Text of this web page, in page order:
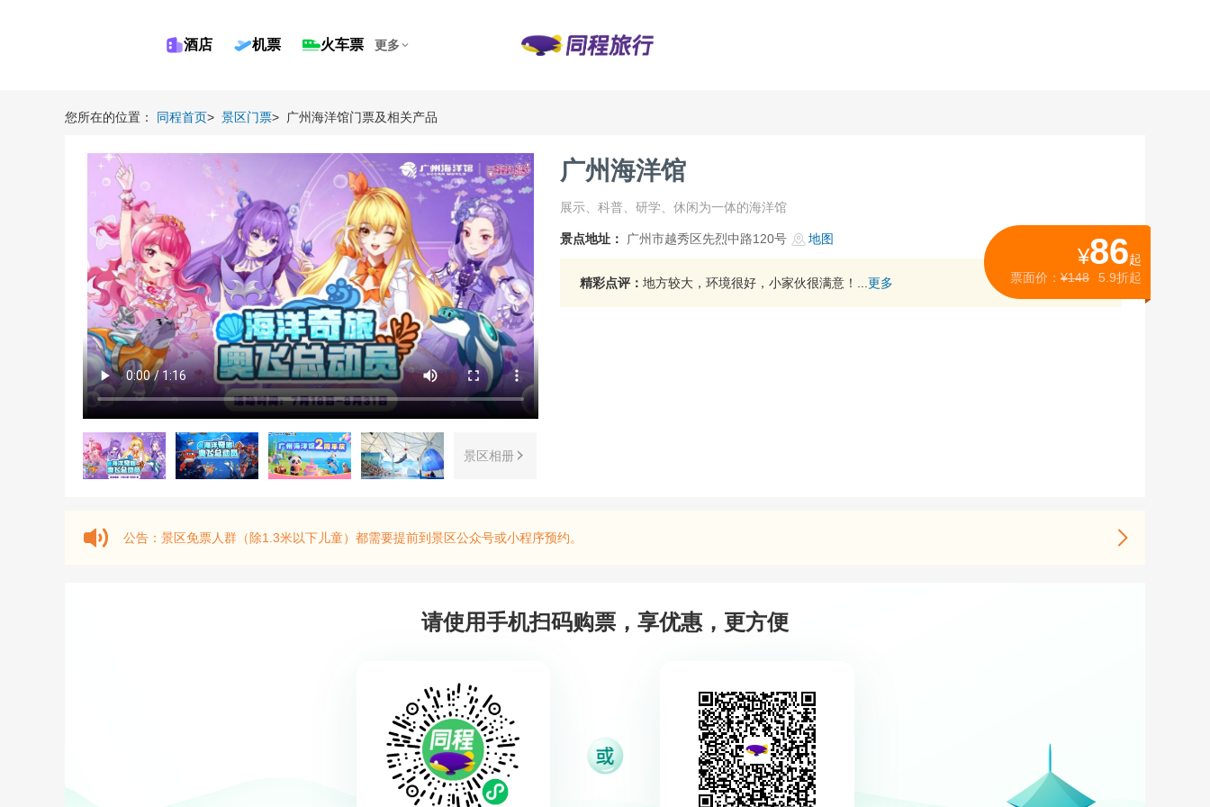
酒店 机票 火车票 更多
您所在的位置： 同程首页> 景区门票> 广州海洋馆门票及相关产品
景区相册
广州海洋馆
展示、科普、研学、休闲为一体的海洋馆
景点地址： 广州市越秀区先烈中路120号 地图
精彩点评： 地方较大，环境很好，小家伙很满意！... 更多
¥86起
票面价： ¥148 5.9折起
公告： 景区免票人群（除1.3米以下儿童）都需要提前到景区公众号或小程序预约。
请使用手机扫码购票，享优惠，更方便